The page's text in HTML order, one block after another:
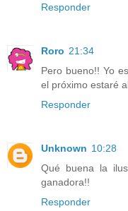
Responder
Roro 21:34
Pero bueno!! Yo
el próximo estaré
Responder
Unknown 10:28
Qué buena la
ganadora!!
Responder